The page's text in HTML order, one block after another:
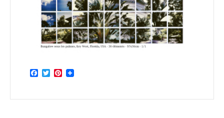
Facebook
TwitterPinterest